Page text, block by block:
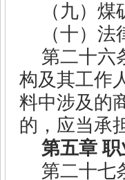
（九）
（十）
第二十六
构及其工作
料中涉及的
的，应当承
第五章 职
第二十七